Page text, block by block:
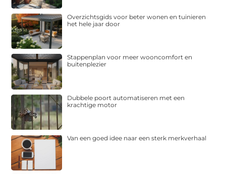
Overzichtsgids voor beter wonen en tuinieren
het hele jaar door
Stappenplan voor meer wooncomfort en
buitenplezier
Dubbele poort automatiseren met een
krachtige motor
Van een goed idee naar een sterk merkverhaal